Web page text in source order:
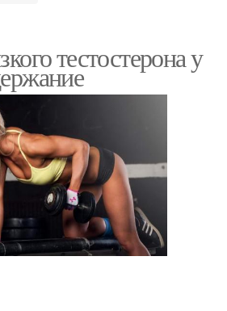
тестостерона у